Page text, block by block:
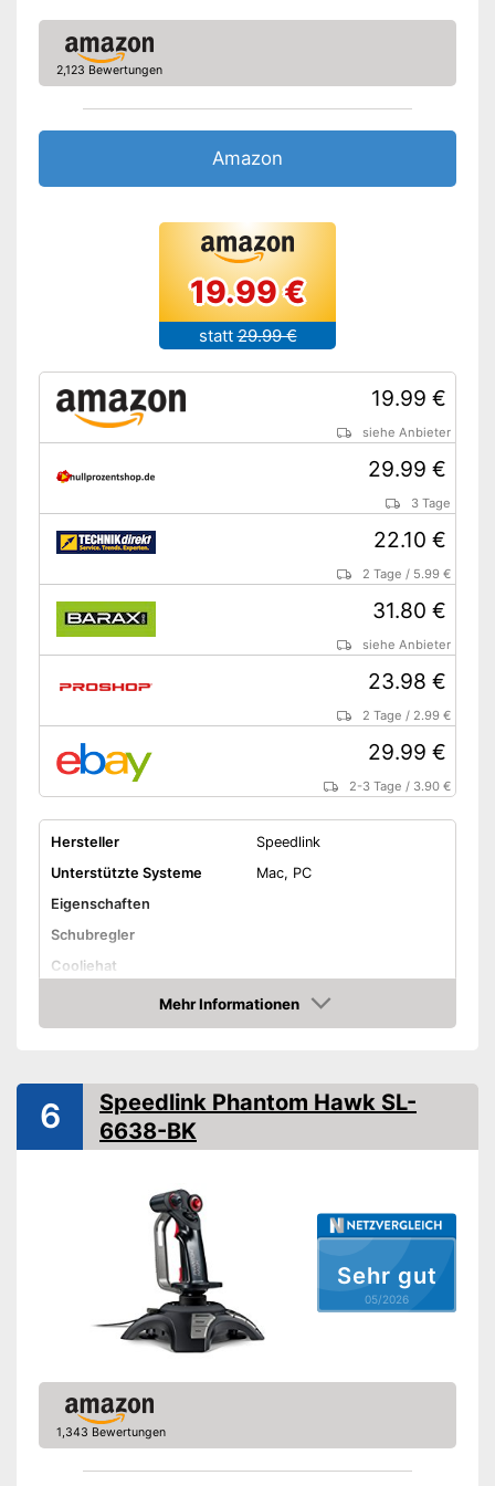
2,123 Bewertungen
Amazon
19.99 €
statt 29.99 €
19.99 €
siehe Anbieter
29.99 €
3 Tage
22.10 €
2 Tage / 5.99 €
31.80 €
siehe Anbieter
23.98 €
2 Tage / 2.99 €
29.99 €
2-3 Tage / 3.90 €
Hersteller
Speedlink
Unterstützte Systeme
Mac, PC
Eigenschaften
Schubregler
Cooliehat
Farbe
Schwarz
Gewicht
Vorteile
Amazon Lieferzeit
siehe Anbieter
Mehr Informationen
Amazon
Sehr gut
05/2026
6
Speedlink Phantom Hawk SL-
6638-BK
1,343 Bewertungen